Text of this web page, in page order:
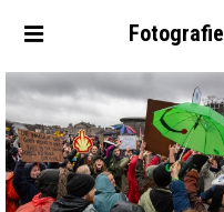
Fotografie